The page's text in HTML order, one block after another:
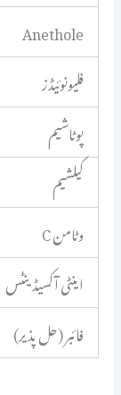
Anethole
فلیونوئیڈز
پوٹاشیم
کیلشیم
وٹامن C
اینٹی آکسیڈینٹس
فائبر (حل پذیر)